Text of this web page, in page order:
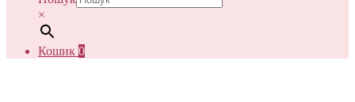
×
Кошик 0